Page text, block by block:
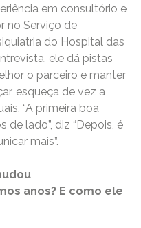
em consultório e
no Serviço de
do Hospital das
ele dá pistas
o parceiro e manter
esqueça de vez a
“A primeira boa
lado”, diz “Depois, é
mais”.
anos? E como ele